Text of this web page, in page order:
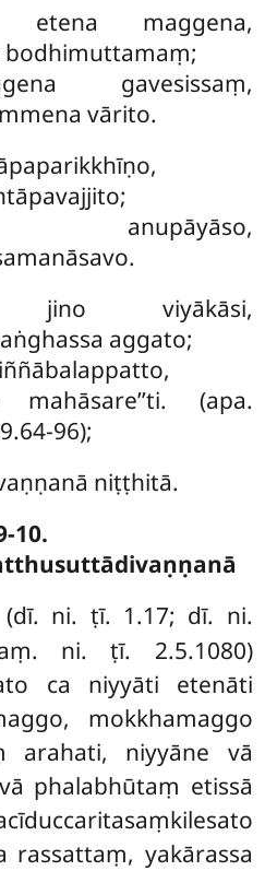
etena maggena,
bodhimuttamaṃ;
gavesissaṃ,
vārito.
anupāyāso,
jino viyākāsi,
aggato;
mahāsare’’ti. (apa.
96);
niṭṭhitā.
10.
(dī. ni. ṭī. 1.17; dī. ni.
ni. ṭī. 2.5.1080)
ca niyyāti etenāti
mokkhamaggo
arahati, niyyāne vā
phalabhūtaṃ etissā
rassattaṃ, yakārassa